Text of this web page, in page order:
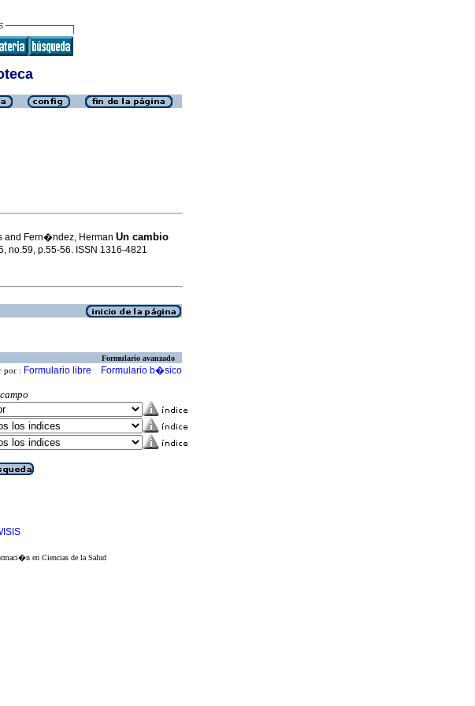
and Fern�ndez, Herman Un cambio
no.59, p.55-56. ISSN 1316-4821
Formulario avanzado
por : Formulario libre Formulario b�sico
en Ciencias de la Salud